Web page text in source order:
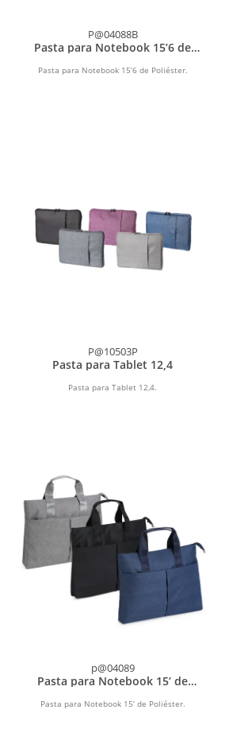
P@04088B
Pasta para Notebook 15’6 de
Pasta para Notebook 15’6 de Poliéster.
P@10503P
Pasta para Tablet 12,4
Pasta para Tablet 12,4.
p@04089
Pasta para Notebook 15’ de
Pasta para Notebook 15’ de Poliéster.